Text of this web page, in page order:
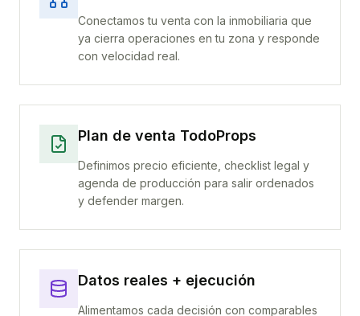
Conectamos tu venta con la inmobiliaria que
ya cierra operaciones en tu zona y responde
con velocidad real.
Plan de venta TodoProps
Definimos precio eficiente, checklist legal y
agenda de producción para salir ordenados
y defender margen.
Datos reales + ejecución
Alimentamos cada decisión con comparables